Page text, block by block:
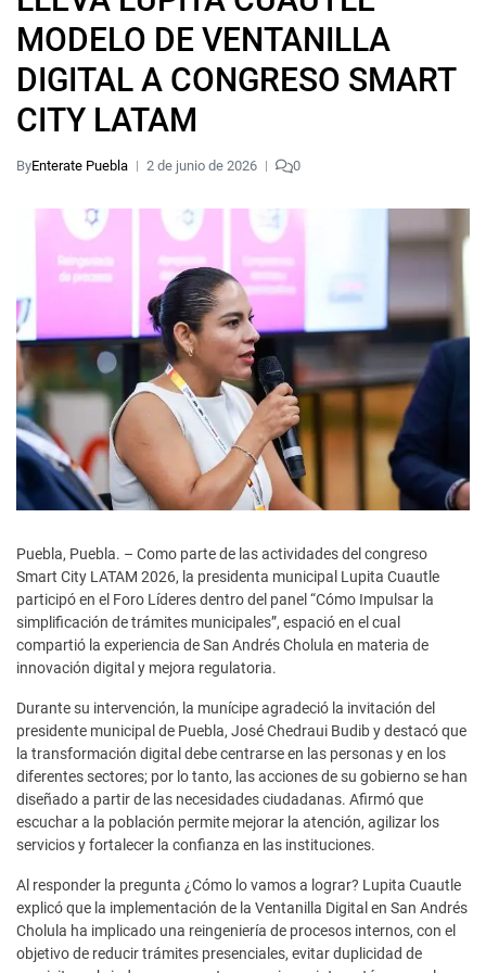
MODELO DE VENTANILLA
DIGITAL A CONGRESO SMART
CITY LATAM
ByEnterate Puebla 2 de junio de 2026 0
Puebla, Puebla. – Como parte de las actividades del congreso
Smart City LATAM 2026, la presidenta municipal Lupita Cuautle
participó en el Foro Líderes dentro del panel “Cómo Impulsar la
simplificación de trámites municipales”, espació en el cual
compartió la experiencia de San Andrés Cholula en materia de
innovación digital y mejora regulatoria.
Durante su intervención, la munícipe agradeció la invitación del
presidente municipal de Puebla, José Chedraui Budib y destacó que
la transformación digital debe centrarse en las personas y en los
diferentes sectores; por lo tanto, las acciones de su gobierno se han
diseñado a partir de las necesidades ciudadanas. Afirmó que
escuchar a la población permite mejorar la atención, agilizar los
servicios y fortalecer la confianza en las instituciones.
Al responder la pregunta ¿Cómo lo vamos a lograr? Lupita Cuautle
explicó que la implementación de la Ventanilla Digital en San Andrés
Cholula ha implicado una reingeniería de procesos internos, con el
objetivo de reducir trámites presenciales, evitar duplicidad de